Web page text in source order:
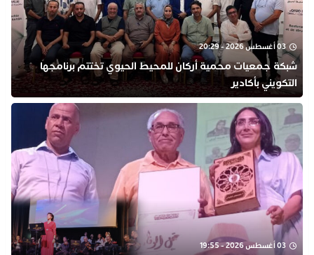
03 أغسطس 2026 - 20:29
شبكة جمعيات محمية أركان للمحيط الحيوي تختتم برنامجها
التكويني بأكادير
03 أغسطس 2026 - 19:55